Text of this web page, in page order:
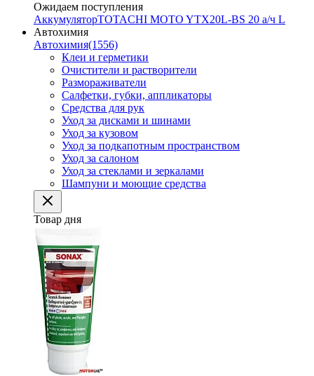
Ожидаем поступления
АккумуляторTOTACHI MOTO YTX20L-BS 20 а/ч L
Автохимия
Автохимия(1556)
Клеи и герметики
Очистители и растворители
Размораживатели
Салфетки, губки, аппликаторы
Средства для рук
Уход за дисками и шинами
Уход за кузовом
Уход за подкапотным пространством
Уход за салоном
Уход за стеклами и зеркалами
Шампуни и моющие средства
Товар дня